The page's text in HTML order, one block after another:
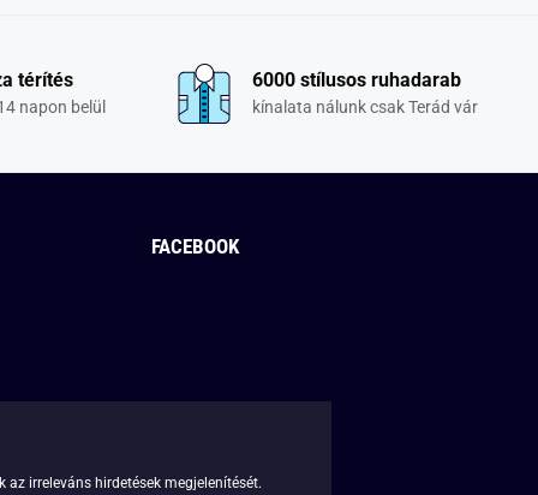
térítés
napon belül
6000 stílusos ruhadarab
kínalata nálunk csak Terád vár
FACEBOOK
irreleváns hirdetések megjelenítését.